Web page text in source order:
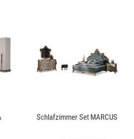
Schlafzimmer Set MARCUS